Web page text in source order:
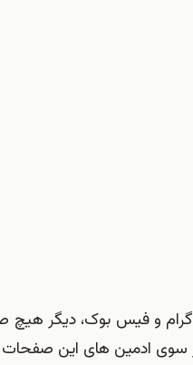
و فیس بوک، دیگر
سوی ادمین های این